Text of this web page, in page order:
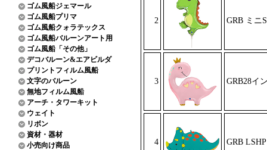
ゴム風船ジェマール
ゴム風船プリマ
ゴム風船クォラテックス
ゴム風船バルーンアート用
ゴム風船「その他」
デコバルーン&エアビルダ
プリントフィルム風船
文字のバルーン
無地フィルム風船
アーチ・タワーキット
ウェイト
リボン
資材・器材
小売向け商品
2 GRB ミニ
3 GRB28イ
4 GRB